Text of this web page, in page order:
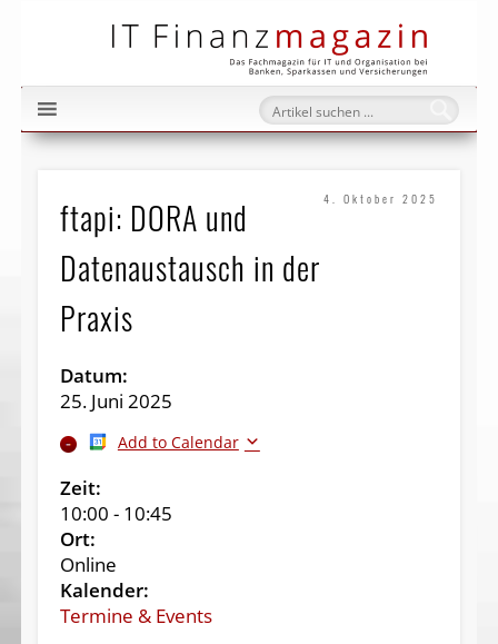
4. Oktober 2025
ftapi: DORA und
Datenaustausch in der
Praxis
Datum:
25. Juni 2025
Add to Calendar
Zeit:
10:00 - 10:45
Ort:
Online
Kalender:
Termine & Events